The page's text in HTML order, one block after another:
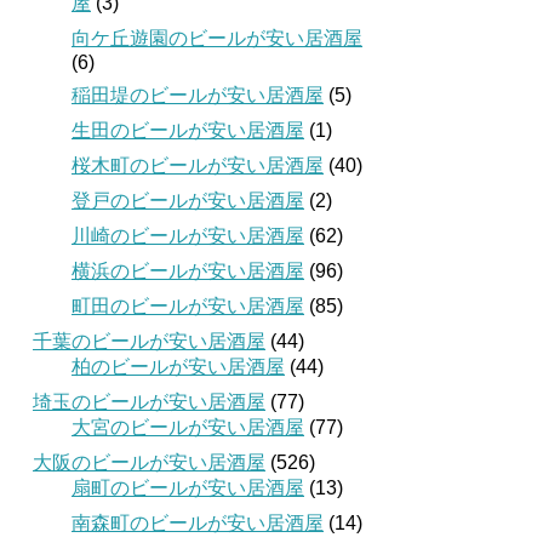
向ケ丘遊園のビールが安い居酒屋
(6)
稲田堤のビールが安い居酒屋 (5)
生田のビールが安い居酒屋 (1)
桜木町のビールが安い居酒屋 (40)
登戸のビールが安い居酒屋 (2)
川崎のビールが安い居酒屋 (62)
横浜のビールが安い居酒屋 (96)
町田のビールが安い居酒屋 (85)
千葉のビールが安い居酒屋 (44)
柏のビールが安い居酒屋 (44)
埼玉のビールが安い居酒屋 (77)
大宮のビールが安い居酒屋 (77)
大阪のビールが安い居酒屋 (526)
扇町のビールが安い居酒屋 (13)
南森町のビールが安い居酒屋 (14)